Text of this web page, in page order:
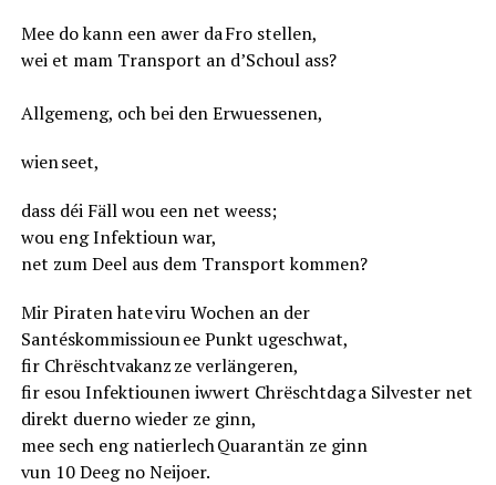
Mee do kann een awer da Fro stellen,
wei et mam Transport an d’Schoul ass?
Allgemeng, och bei den Erwuessenen,
wien seet,
dass déi Fäll wou een net weess;
wou eng Infektioun war,
net zum Deel aus dem Transport kommen?
Mir Piraten hate viru Wochen an der
Santéskommissioun ee Punkt ugeschwat,
fir Chrëschtvakanz ze verlängeren,
fir esou Infektiounen iwwert Chrëschtdag a Silvester net
direkt duerno wieder ze ginn,
mee sech eng natierlech Quarantän ze ginn
vun 10 Deeg no Neijoer.